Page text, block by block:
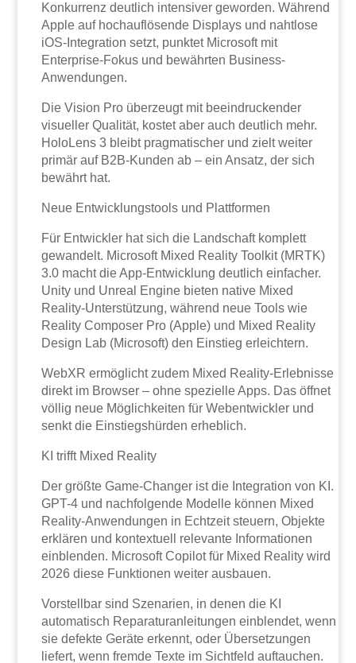
Konkurrenz deutlich intensiver geworden. Während
Apple auf hochauflösende Displays und nahtlose
iOS-Integration setzt, punktet Microsoft mit
Enterprise-Fokus und bewährten Business-
Anwendungen.
Die Vision Pro überzeugt mit beeindruckender
visueller Qualität, kostet aber auch deutlich mehr.
HoloLens 3 bleibt pragmatischer und zielt weiter
primär auf B2B-Kunden ab – ein Ansatz, der sich
bewährt hat.
Neue Entwicklungstools und Plattformen
Für Entwickler hat sich die Landschaft komplett
gewandelt. Microsoft Mixed Reality Toolkit (MRTK)
3.0 macht die App-Entwicklung deutlich einfacher.
Unity und Unreal Engine bieten native Mixed
Reality-Unterstützung, während neue Tools wie
Reality Composer Pro (Apple) und Mixed Reality
Design Lab (Microsoft) den Einstieg erleichtern.
WebXR ermöglicht zudem Mixed Reality-Erlebnisse
direkt im Browser – ohne spezielle Apps. Das öffnet
völlig neue Möglichkeiten für Webentwickler und
senkt die Einstiegshürden erheblich.
KI trifft Mixed Reality
Der größte Game-Changer ist die Integration von KI.
GPT-4 und nachfolgende Modelle können Mixed
Reality-Anwendungen in Echtzeit steuern, Objekte
erklären und kontextuell relevante Informationen
einblenden. Microsoft Copilot für Mixed Reality wird
2026 diese Funktionen weiter ausbauen.
Vorstellbar sind Szenarien, in denen die KI
automatisch Reparaturanleitungen einblendet, wenn
sie defekte Geräte erkennt, oder Übersetzungen
liefert, wenn fremde Texte im Sichtfeld auftauchen.